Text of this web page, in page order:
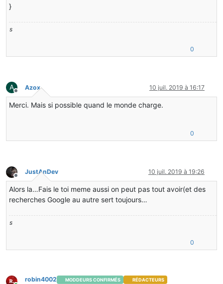
}
s
0
A
Hors-ligne
Azox 10 juil. 2019 à 16:17
Merci. Mais si possible quand le monde charge.
0
Hors-ligne
JustAnDev 10 juil. 2019 à 19:26
Alors la…Fais le toi meme aussi on peut pas tout avoir(et des
recherches Google au autre sert toujours…
s
0
robin4002 MODDEURS CONFIRMÉS
RÉDACTEURS